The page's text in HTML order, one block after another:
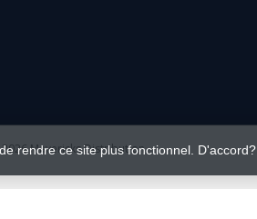
rendre ce site plus fonctionnel. D'accord?
Mavericks Distribution